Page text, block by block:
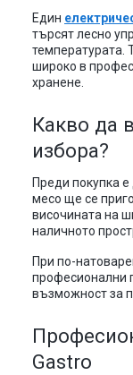
Един
търсят лесно
температурата.
широко в
хранене.
Какво да
избора?
Преди покупка
месо ще се
височината на
наличното
При по-
професионални
възможност за
Gastro